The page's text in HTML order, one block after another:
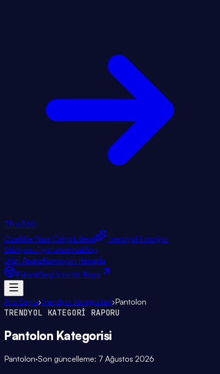
TPro360
ÖzelliklerNasıl ÇalışırEklenti
Trendyol Fotoğraf
StüdyosuFiyatlandırmaBlog
Ürün AnalizKomisyon Hesapla
EklentiGirişÜcretsiz Başla
Ana Sayfa›Trendyol Kategorileri›Pantolon
TRENDYOL KATEGORİ RAPORU
Pantolon Kategorisi
Pantolon·Son güncelleme: 7 Ağustos 2026